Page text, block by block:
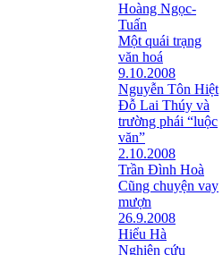
Hoàng Ngọc-
Tuấn
Một quái trạng
văn hoá
9.10.2008
Nguyễn Tôn Hiệt
Đỗ Lai Thúy và
trường phái “luộc
văn”
2.10.2008
Trần Đình Hoà
Cũng chuyện vay
mượn
26.9.2008
Hiểu Hà
Nghiên cứu